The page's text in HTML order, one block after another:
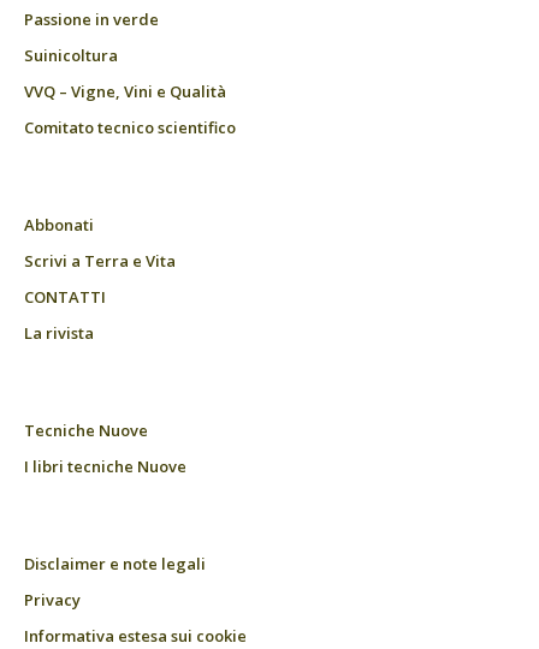
Passione in verde
Suinicoltura
VVQ – Vigne, Vini e Qualità
Comitato tecnico scientifico
Abbonati
Scrivi a Terra e Vita
CONTATTI
La rivista
Tecniche Nuove
I libri tecniche Nuove
Disclaimer e note legali
Privacy
Informativa estesa sui cookie